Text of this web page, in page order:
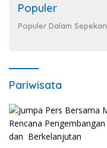
Populer
Populer Dalam Sepekan
Pariwisata